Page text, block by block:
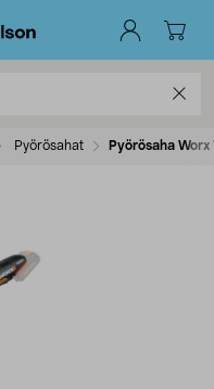
Pyörösahat Pyörösaha